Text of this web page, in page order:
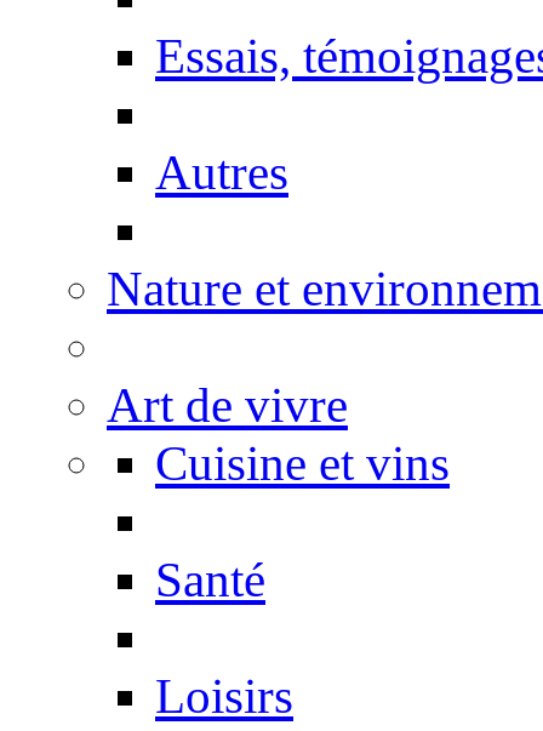
Essais,
Autres
Nature et
Art de vivre
Cuisine et vins
Santé
Loisirs